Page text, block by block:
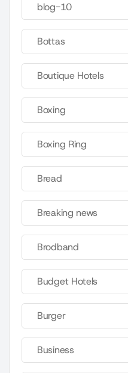
blog-10
Bottas
Boutique Hotels
Boxing
Boxing Ring
Bread
Breaking news
Brodband
Budget Hotels
Burger
Business